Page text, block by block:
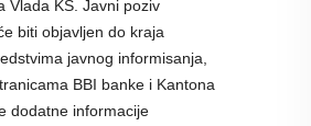
Vlada KS. Javni poziv
biti objavljen do kraja
javnog informisanja,
BBI banke i Kantona
dodatne informacije